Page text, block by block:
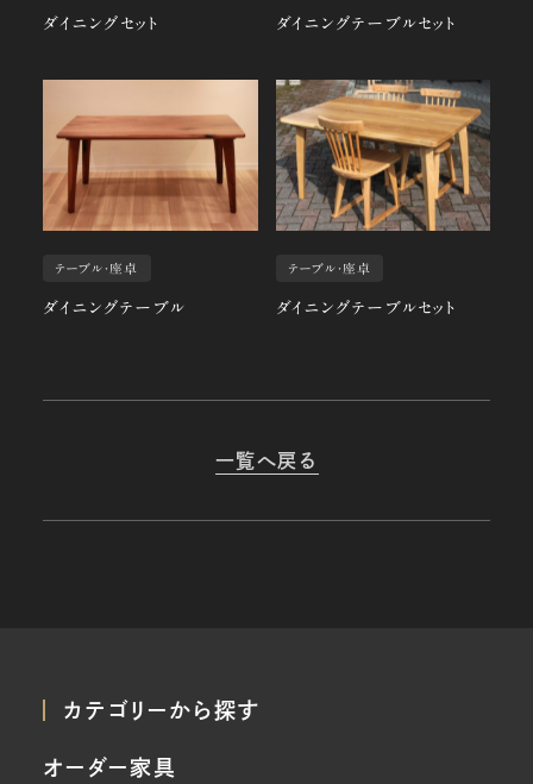
ダイニングセット ダイニングテーブルセット
テーブル・座卓
ダイニングテーブル
テーブル・座卓
ダイニングテーブルセット
一覧へ戻る
カテゴリーから探す
オーダー家具